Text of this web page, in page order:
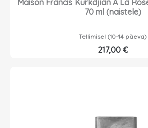
Maison Francis Kurkdjian À La
70 ml (naistele)
Tellimisel (10–14 päeva)
217,00 €